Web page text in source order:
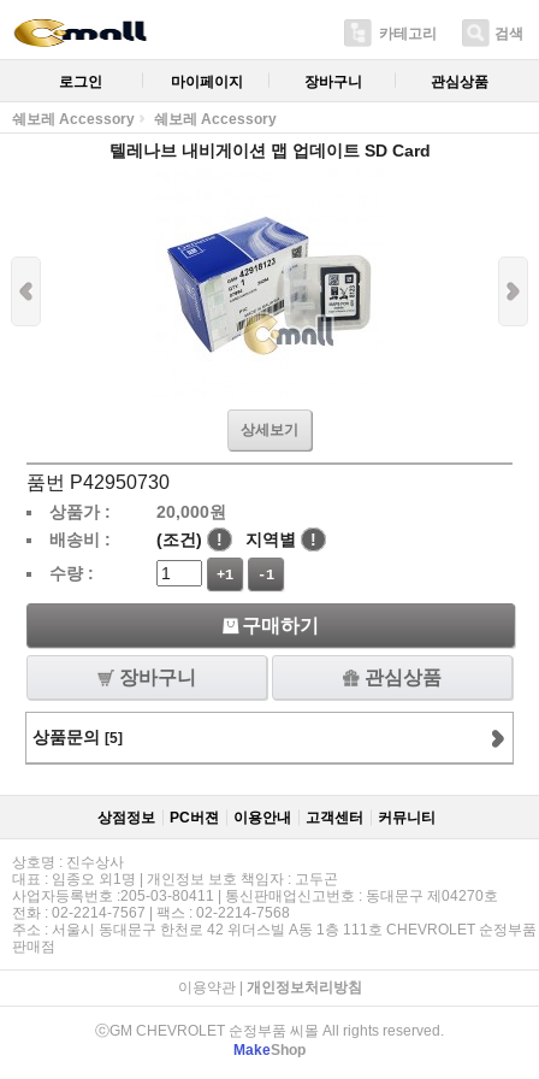
카테고리 검색
로그인 마이페이지 장바구니 관심상품
쉐보레 Accessory 쉐보레 Accessory
텔레나브 내비게이션 맵 업데이트 SD Card
상세보기
품번 P42950730
상품가 : 20,000원
배송비 :
(조건) ! 지역별
!
수량 :
+1 -1
구매하기
장바구니 관심상품
상품문의 [5]
상점정보 PC버젼 이용안내 고객센터 커뮤니티
상호명 : 진수상사
대표 : 임종오 외1명 | 개인정보 보호 책임자 : 고두곤
사업자등록번호 :205-03-80411 | 통신판매업신고번호 : 동대문구 제04270호
전화 : 02-2214-7567 | 팩스 : 02-2214-7568
주소 : 서울시 동대문구 한천로 42 위더스빌 A동 1층 111호 CHEVROLET 순정부품
판매점
이용약관| 개인정보처리방침
ⓒGM CHEVROLET 순정부품 씨몰 All rights reserved.
MakeShop